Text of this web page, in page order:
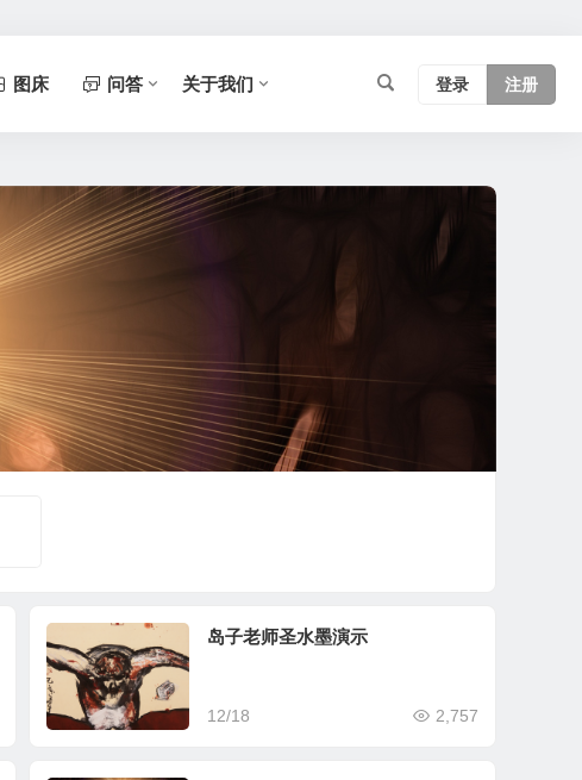
图床 问答 关于我们 登录 注册
岛子老师圣水墨演示
12/18 2,757